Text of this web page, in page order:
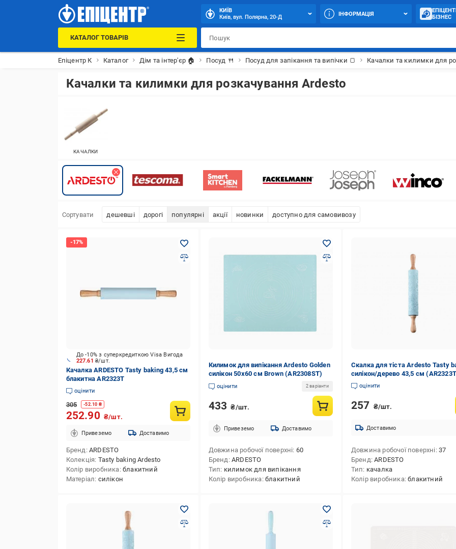
КИЇВ
Київ, вул. Полярна, 20-Д
ІНФОРМАЦІЯ
БІЗНЕС
КАТАЛОГ ТОВАРІВ
Епіцентр К Каталог Дім та інтер'єр 🏠 Посуд 🍴 Посуд для запікання та випічки 🍞 Качалки та килимки для
Качалки та килимки для розкачування Ardesto
КАЧАЛКИ
Сортувати дешевші дорогі популярні акції новинки доступно для самовивозу
227.61 ₴/шт.
До -10% з суперкредиткою Visa Вигода
Качалка ARDESTO Tasty baking 43,5 см
блакитна AR2323T
оцінити
305 -52.10 ₴
252.90 ₴/шт.
Привеземо Доставимо
Бренд ARDESTO
Колекція Tasty baking Ardesto
Колір виробника блакитний
Матеріал силікон
Килимок для випікання Ardesto Golden
силікон 50х60 см Brown (AR2308ST)
оцінити 2 варіанти
433 ₴/шт.
Привеземо Доставимо
Довжина робочої поверхні 60
Бренд ARDESTO
Тип килимок для випікання
Колір виробника блакитний
Скалка для тіста Ardesto Tasty
силікон/дерево 43,5 см
оцінити
257 ₴/шт.
Доставимо
Довжина робочої поверхні 37
Бренд ARDESTO
Тип качалка
Колір виробника блакитний